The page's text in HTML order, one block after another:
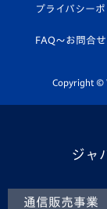
平和祈念活動
ホームタウ
スクール
公式LINE＠
プライバシー
FAQ〜お問合
Copyright ©
ジャ
通信販売事業